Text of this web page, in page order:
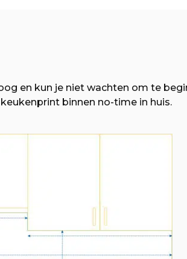
en kun je niet wachten om te
binnen no-time in huis.